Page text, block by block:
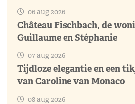
06 aug 2026
Château Fischbach, de
Guillaume en Stéphanie
07 aug 2026
Tijdloze elegantie en een
van Caroline van Monaco
08 aug 2026